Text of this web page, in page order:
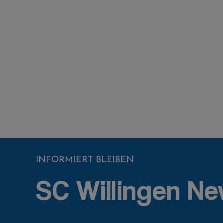
INFORMIERT BLEIBEN
SC Willingen